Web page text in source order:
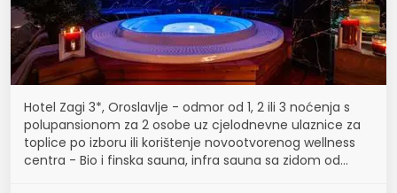
Hotel Zagi 3*, Oroslavlje - odmor od 1, 2 ili 3 noćenja s
polupansionom za 2 osobe uz cjelodnevne ulaznice za
toplice po izboru ili korištenje novootvorenog wellness
centra - Bio i finska sauna, infra sauna sa zidom od